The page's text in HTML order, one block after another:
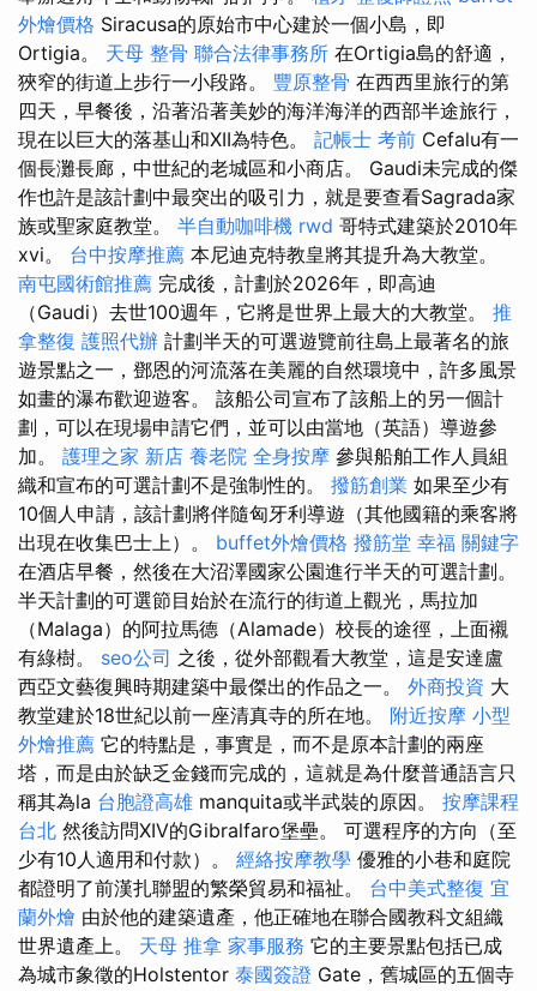
外燴價格 Siracusa的原始市中心建於一個小島，即
Ortigia。 天母 整骨 聯合法律事務所 在Ortigia島的舒適，
狹窄的街道上步行一小段路。 豐原整骨 在西西里旅行的第
四天，早餐後，沿著沿著美妙的海洋海洋的西部半途旅行，
現在以巨大的落基山和XII為特色。 記帳士 考前 Cefalu有一
個長灘長廊，中世紀的老城區和小商店。 Gaudi未完成的傑
作也許是該計劃中最突出的吸引力，就是要查看Sagrada家
族或聖家庭教堂。 半自動咖啡機 rwd 哥特式建築於2010年
xvi。 台中按摩推薦 本尼迪克特教皇將其提升為大教堂。
南屯國術館推薦 完成後，計劃於2026年，即高迪
（Gaudi）去世100週年，它將是世界上最大的大教堂。 推
拿整復 護照代辦 計劃半天的可選遊覽前往島上最著名的旅
遊景點之一，鄧恩的河流落在美麗的自然環境中，許多風景
如畫的瀑布歡迎遊客。 該船公司宣布了該船上的另一個計
劃，可以在現場申請它們，並可以由當地（英語）導遊參
加。 護理之家 新店 養老院 全身按摩 參與船舶工作人員組
織和宣布的可選計劃不是強制性的。 撥筋創業 如果至少有
10個人申請，該計劃將伴隨匈牙利導遊（其他國籍的乘客將
出現在收集巴士上）。 buffet外燴價格 撥筋堂 幸福 關鍵字
在酒店早餐，然後在大沼澤國家公園進行半天的可選計劃。
半天計劃的可選節目始於在流行的街道上觀光，馬拉加
（Malaga）的阿拉馬德（Alamade）校長的途徑，上面襯
有綠樹。 seo公司 之後，從外部觀看大教堂，這是安達盧
西亞文藝復興時期建築中最傑出的作品之一。 外商投資 大
教堂建於18世紀以前一座清真寺的所在地。 附近按摩 小型
外燴推薦 它的特點是，事實是，而不是原本計劃的兩座
塔，而是由於缺乏金錢而完成的，這就是為什麼普通語言只
稱其為la 台胞證高雄 manquita或半武裝的原因。 按摩課程
台北 然後訪問XIV的Gibralfaro堡壘。 可選程序的方向（至
少有10人適用和付款）。 經絡按摩教學 優雅的小巷和庭院
都證明了前漢扎聯盟的繁榮貿易和福祉。 台中美式整復 宜
蘭外燴 由於他的建築遺產，他正確地在聯合國教科文組織
世界遺產上。 天母 推拿 家事服務 它的主要景點包括已成
為城市象徵的Holstentor 泰國簽證 Gate，舊城區的五個寺